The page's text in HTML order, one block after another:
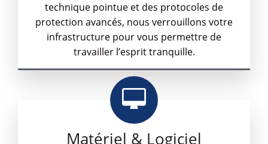
technique pointue et des protocoles de
protection avancés, nous verrouillons votre
infrastructure pour vous permettre de
travailler l’esprit tranquille.
Matériel & Logiciel